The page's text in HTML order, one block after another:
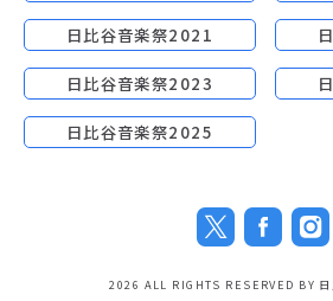
日比谷音楽祭2021
日比谷音楽祭2023
日比谷音楽祭2025
2026 ALL RIGHTS RESERVED BY 日